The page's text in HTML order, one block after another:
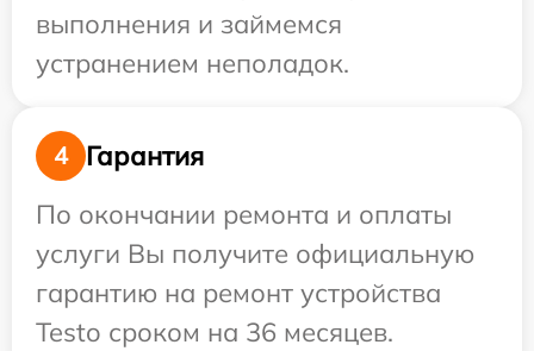
выполнения и займемся
устранением неполадок.
4
Гарантия
По окончании ремонта и оплаты
услуги Вы получите официальную
гарантию на ремонт устройства
Testo сроком на 36 месяцев.